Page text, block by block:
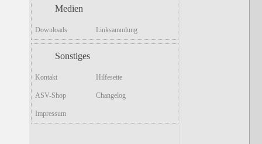
Medien
Downloads Linksammlung
Sonstiges
Kontakt Hilfeseite
ASV-Shop Changelog
Impressum